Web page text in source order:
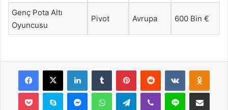
Genç Pota Altı
Oyuncusu
Pivot Avrupa 600 Bin €
Facebook
X LinkedInTumblr PinterestReddit VKontakte
Pocket Skype MessengerWhatsAppTelegramViber Line E-Posta ile